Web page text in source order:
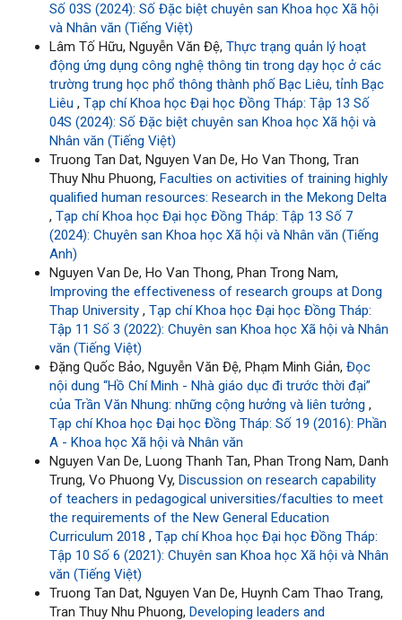
Số 03S (2024): Số Đặc biệt chuyên san Khoa học Xã hội
và Nhân văn (Tiếng Việt)
Lâm Tố Hữu, Nguyễn Văn Đệ, Thực trạng quản lý hoạt
động ứng dụng công nghệ thông tin trong dạy học ở các
trường trung học phổ thông thành phố Bạc Liêu, tỉnh Bạc
Liêu , Tạp chí Khoa học Đại học Đồng Tháp: Tập 13 Số
04S (2024): Số Đặc biệt chuyên san Khoa học Xã hội và
Nhân văn (Tiếng Việt)
Truong Tan Dat, Nguyen Van De, Ho Van Thong, Tran
Thuy Nhu Phuong, Faculties on activities of training highly
qualified human resources: Research in the Mekong Delta
, Tạp chí Khoa học Đại học Đồng Tháp: Tập 13 Số 7
(2024): Chuyên san Khoa học Xã hội và Nhân văn (Tiếng
Anh)
Nguyen Van De, Ho Van Thong, Phan Trong Nam,
Improving the effectiveness of research groups at Dong
Thap University , Tạp chí Khoa học Đại học Đồng Tháp:
Tập 11 Số 3 (2022): Chuyên san Khoa học Xã hội và Nhân
văn (Tiếng Việt)
Đặng Quốc Bảo, Nguyễn Văn Đệ, Phạm Minh Giản, Đọc
nội dung “Hồ Chí Minh - Nhà giáo dục đi trước thời đại”
của Trần Văn Nhung: những cộng hưởng và liên tưởng ,
Tạp chí Khoa học Đại học Đồng Tháp: Số 19 (2016): Phần
A - Khoa học Xã hội và Nhân văn
Nguyen Van De, Luong Thanh Tan, Phan Trong Nam, Danh
Trung, Vo Phuong Vy, Discussion on research capability
of teachers in pedagogical universities/faculties to meet
the requirements of the New General Education
Curriculum 2018 , Tạp chí Khoa học Đại học Đồng Tháp:
Tập 10 Số 6 (2021): Chuyên san Khoa học Xã hội và Nhân
văn (Tiếng Việt)
Truong Tan Dat, Nguyen Van De, Huynh Cam Thao Trang,
Tran Thuy Nhu Phuong, Developing leaders and